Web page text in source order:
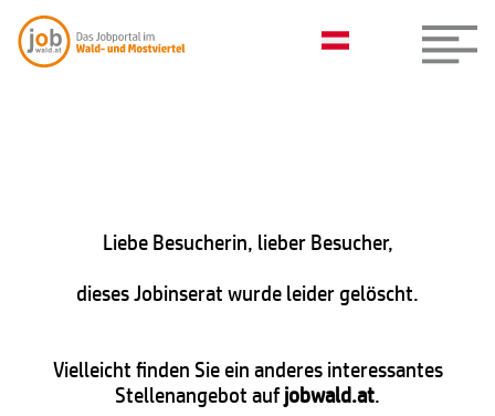
Liebe Besucherin, lieber Besucher,
dieses Jobinserat wurde leider gelöscht.
Vielleicht finden Sie ein anderes interessantes
Stellenangebot aufjobwald.at.